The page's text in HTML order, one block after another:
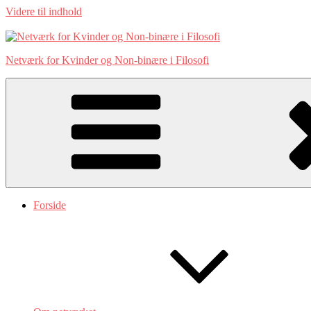
Videre til indhold
Netværk for Kvinder og Non-binære i Filosofi
Forside